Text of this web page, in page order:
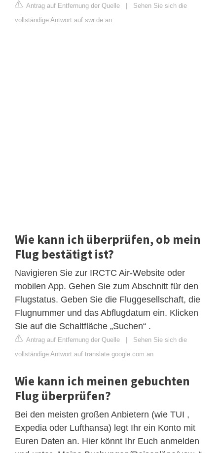
Antrag auf Entfernung der Quelle
Sehen Sie sich die
vollständige Antwort auf swr.de an
Wie kann ich überprüfen, ob mein
Flug bestätigt ist?
Navigieren Sie zur IRCTC Air-Website oder
mobilen App. Gehen Sie zum Abschnitt für den
Flugstatus. Geben Sie die Fluggesellschaft, die
Flugnummer und das Abflugdatum ein. Klicken
Sie auf die Schaltfläche „Suchen“ .
Antrag auf Entfernung der Quelle
Sehen Sie sich die
vollständige Antwort auf translate.google.com an
Wie kann ich meinen gebuchten
Flug überprüfen?
Bei den meisten großen Anbietern (wie TUI ,
Expedia oder Lufthansa) legt Ihr ein Konto mit
Euren Daten an. Hier könnt Ihr Euch anmelden